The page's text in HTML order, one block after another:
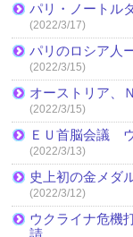
パリ・ノートル
(2022/3/17)
パリのロシア人
(2022/3/15)
オーストリア、
(2022/3/15)
ＥＵ首脳会議
(2022/3/13)
史上初の金メダ
(2022/3/12)
ウクライナ危